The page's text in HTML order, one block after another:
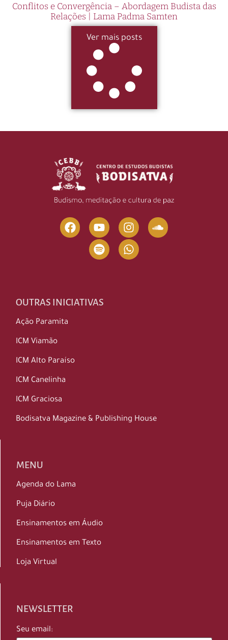
Conflitos e Convergência – Abordagem Budista das
Relações | Lama Padma Samten
Ver mais posts
OUTRAS INICIATIVAS
Ação Paramita
ICM Viamão
ICM Alto Paraíso
ICM Canelinha
ICM Graciosa
Bodisatva Magazine & Publishing House
MENU
Agenda do Lama
Puja Diário
Ensinamentos em Áudio
Ensinamentos em Texto
Loja Virtual
NEWSLETTER
Seu email: